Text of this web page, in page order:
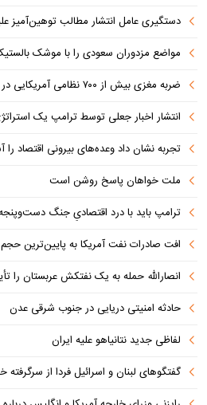
دستگیری عامل انتشار مطالب توهین‌آمیز
مواضع مزدوران سعودی را با موشک
ضربه مغزی بیش از ۷۰۰ نظامی آمریکایی در حملات ایران
انتشار اخبار جعلی توسط ترامپ یک
تجربه نشان داد وعده‌های بیرونی اقتصاد
ملت خواهان پاسخ روشن است
ترامپ باید با درد اقتصادیِ جنگ
افت صادرات نفت آمریکا به پایین‌ترین حجم در ۸ ماه
انصارالله حمله به یک نفتکش عربستان را
حادثه امنیتی دریایی در جنوب شرقی عدن
لفاظی جدید نتانیاهو علیه ایران
گفتگوهای لبنان و اسرائیل فردا از